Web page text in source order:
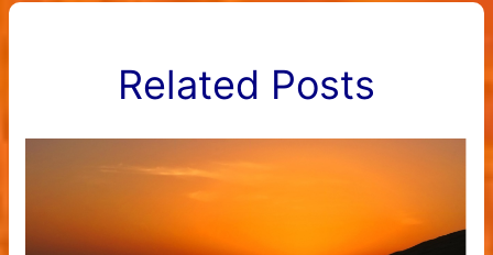
Related Posts